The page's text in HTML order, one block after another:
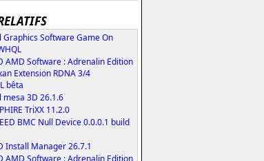
Graphics Software Game On
AMD Software : Adrenalin Edition
Extension RDNA 3/4
bêta
mesa 3D 26.1.6
TriXX 11.2.0
BMC Null Device 0.0.0.1 build
Install Manager 26.7.1
AMD Software : Adrenalin Edition